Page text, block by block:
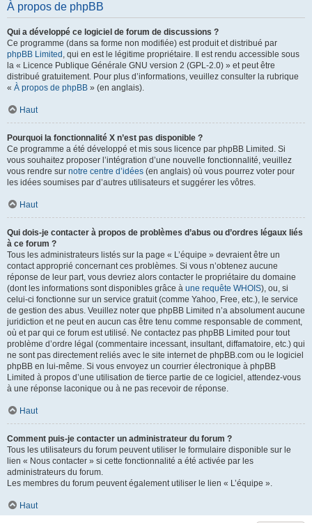
À propos de phpBB
Qui a développé ce logiciel de forum de discussions ?
Ce programme (dans sa forme non modifiée) est produit et distribué par
phpBB Limited , qui en est le légitime propriétaire. Il est rendu accessible sous
la « Licence Publique Générale GNU version 2 (GPL-2.0) » et peut être
distribué gratuitement. Pour plus d’informations, veuillez consulter la rubrique
« À propos de phpBB » (en anglais).
Haut
Pourquoi la fonctionnalité X n’est pas disponible ?
Ce programme a été développé et mis sous licence par phpBB Limited. Si
vous souhaitez proposer l’intégration d’une nouvelle fonctionnalité, veuillez
vous rendre sur notre centre d’idées (en anglais) où vous pourrez voter pour
les idées soumises par d’autres utilisateurs et suggérer les vôtres.
Haut
Qui dois-je contacter à propos de problèmes d’abus ou d’ordres légaux liés
à ce forum ?
Tous les administrateurs listés sur la page « L’équipe » devraient être un
contact approprié concernant ces problèmes. Si vous n’obtenez aucune
réponse de leur part, vous devriez alors contacter le propriétaire du domaine
(dont les informations sont disponibles grâce à une requête WHOIS), ou, si
celui-ci fonctionne sur un service gratuit (comme Yahoo, Free, etc.), le service
de gestion des abus. Veuillez noter que phpBB Limited n’a absolument aucune
juridiction et ne peut en aucun cas être tenu comme responsable de comment,
où et par qui ce forum est utilisé. Ne contactez pas phpBB Limited pour tout
problème d’ordre légal (commentaire incessant, insultant, diffamatoire, etc.) qui
ne sont pas directement reliés avec le site internet de phpBB.com ou le logiciel
phpBB en lui-même. Si vous envoyez un courrier électronique à phpBB
Limited à propos d’une utilisation de tierce partie de ce logiciel, attendez-vous
à une réponse laconique ou à ne pas recevoir de réponse.
Haut
Comment puis-je contacter un administrateur du forum ?
Tous les utilisateurs du forum peuvent utiliser le formulaire disponible sur le
lien « Nous contacter » si cette fonctionnalité a été activée par les
administrateurs du forum.
Les membres du forum peuvent également utiliser le lien « L’équipe ».
Haut